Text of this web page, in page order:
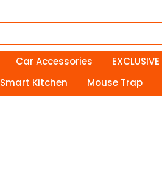
Car Accessories EXCLUSIVE
Smart Kitchen Mouse Trap